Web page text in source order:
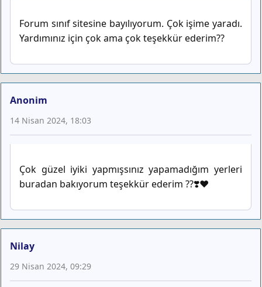
Forum sınıf sitesine bayılıyorum. Çok işime yaradı.
Yardımınız için çok ama çok teşekkür ederim??
Anonim
14 Nisan 2024, 18:03
Çok güzel iyiki yapmışsınız yapamadığım yerleri
buradan bakıyorum teşekkür ederim ??❣️♥️
Nilay
29 Nisan 2024, 09:29